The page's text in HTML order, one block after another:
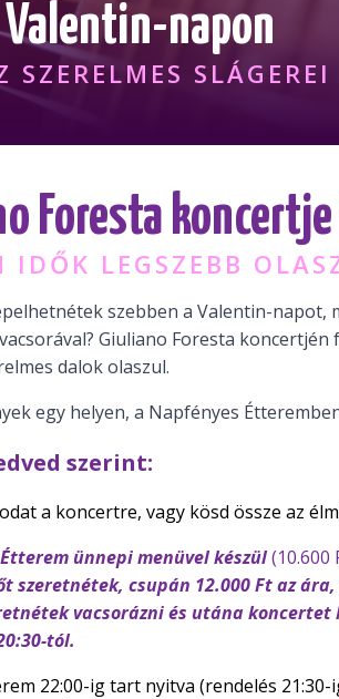
napon
SLÁGEREI
Foresta
IDŐK LEGSZEBB
szebben a Valentin-napot,
Giuliano Foresta
dalok olaszul.
egy helyen, a Napfényes
szerint:
a koncertre, vagy kösd össze az
ünnepi menüvel készül(10.600
szeretnétek, csupán 12.000 Ft az
vacsorázni és utána
tól.
22:00-ig tart nyitva (rendelés 21:30-